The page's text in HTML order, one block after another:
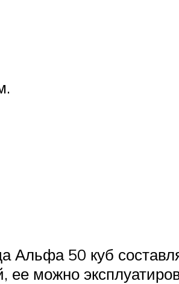
50 куб
ее можно